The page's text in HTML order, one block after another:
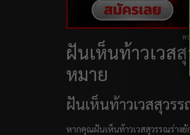
ค
ฝันเห็นท้าวเวส
หมาย
ฝันเห็นท้าวเวสสุวร
หากคุณฝันเห็นท้าวเวสสุวรรณร่างยั